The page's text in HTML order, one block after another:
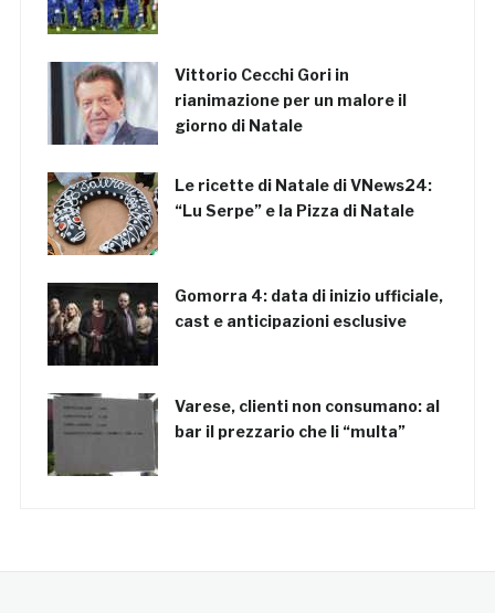
Vittorio Cecchi Gori in
rianimazione per un malore il
giorno di Natale
Le ricette di Natale di VNews24:
“Lu Serpe” e la Pizza di Natale
Gomorra 4: data di inizio ufficiale,
cast e anticipazioni esclusive
Varese, clienti non consumano: al
bar il prezzario che li “multa”